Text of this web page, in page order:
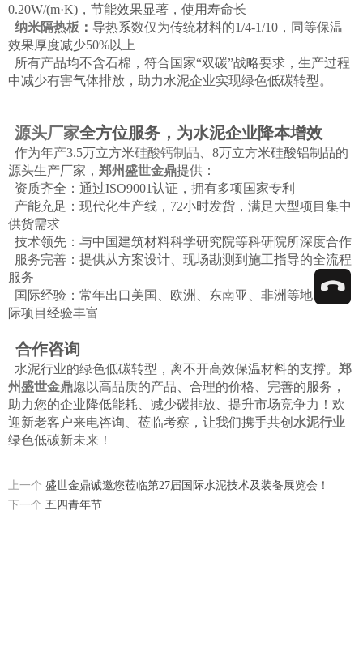
0.20W/(m·K)，节能效果显著，使用寿命长
纳米隔热板 ： 导热系数仅为传统材料的1/4-1/10，同等保温
效果厚度减少50%以上
所有产品均不含石棉，符合国家“双碳”战略要求，生产过程
中减少有害气体排放，助力水泥企业实现绿色低碳转型。
源头厂家全方位服务，为水泥企业降本增效
作为年产3.5万立方米硅酸钙制品 、8万立方米硅酸铝制品的
源头生产厂家， 郑州盛世金鼎提供：
资质齐全：通过ISO9001认证，拥有多项国家专利
产能充足：现代化生产线，72小时发货，满足大型项目集中
供货需求
技术领先：与中国建筑材料科学研究院等科研院所深度合作
服务完善：提供从方案设计、现场勘测到施工指导的全流程
服务
国际经验：常年出口美国、欧洲、东南亚、非洲等地区，国
际项目经验丰富
合作咨询
水泥行业的绿色低碳转型，离不开高效保温材料的支撑。 郑
州盛世金鼎愿以高品质的产品、合理的价格、完善的服务，
助力您的企业降低能耗、减少碳排放、提升市场竞争力！欢
迎新老客户来电咨询、莅临考察，让我们携手共创 水泥行业
绿色低碳新未来！
上一个 盛世金鼎诚邀您莅临第27届国际水泥技术及装备展览会！
下一个 五四青年节